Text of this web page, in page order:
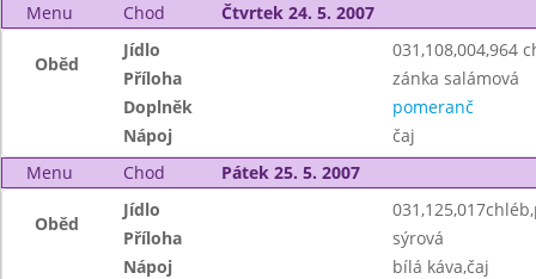
Menu
Chod Čtvrtek 24. 5. 2007
Oběd
Jídlo
031,108,004,964
Příloha
zánka salámová
Doplněk
pomeranč
Nápoj
čaj
Menu
Chod Pátek 25. 5. 2007
Oběd
Jídlo
Příloha
sýrová
Nápoj
bílá káva,čaj